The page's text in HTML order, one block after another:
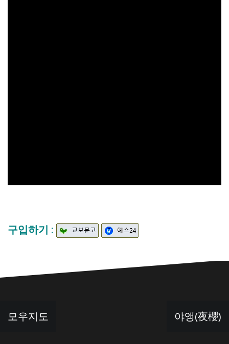
구입하기 :
글
탐모우지도 야앵(夜櫻)